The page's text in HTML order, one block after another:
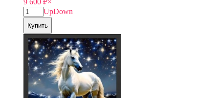
UpDown
Купить